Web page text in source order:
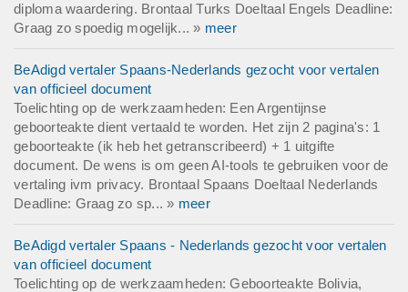
diploma waardering. Brontaal Turks Doeltaal Engels Deadline:
Graag zo spoedig mogelijk... » meer
BeAdigd vertaler Spaans-Nederlands gezocht voor vertalen
van officieel document
Toelichting op de werkzaamheden: Een Argentijnse
geboorteakte dient vertaald te worden. Het zijn 2 pagina's: 1
geboorteakte (ik heb het getranscribeerd) + 1 uitgifte
document. De wens is om geen AI-tools te gebruiken voor de
vertaling ivm privacy. Brontaal Spaans Doeltaal Nederlands
Deadline: Graag zo sp... » meer
BeAdigd vertaler Spaans - Nederlands gezocht voor vertalen
van officieel document
Toelichting op de werkzaamheden: Geboorteakte Bolivia,